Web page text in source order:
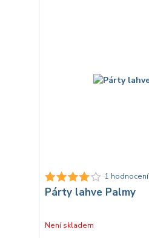
1 hodnocení
Párty lahve Palmy
Není skladem